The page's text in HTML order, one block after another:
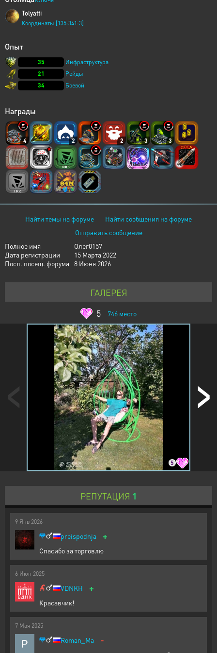
Tolyatti
Координаты [135:341:3]
Опыт
35
Инфраструктура
21
Рейды
34
Боевой
Награды
4 2 2 3 3
Найти темы на форуме
Найти сообщения на форуме
Отправить сообщение
Полное имя
Олег0157
Дата регистрации
15 Марта 2022
Посл. посещ. форума 8 Июня 2026
ГАЛЕРЕЯ
5
746 место
5
РЕПУТАЦИЯ 1
9 Янв 2026
preispodnja +
Спасибо за торговлю
6 Июн 2025
VDNKH +
Красавчик!
7 Мая 2025
Roman_Ma -